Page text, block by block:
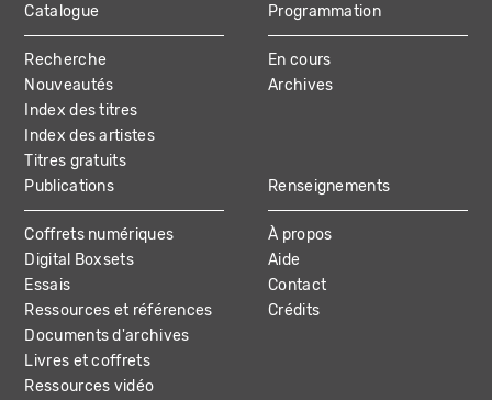
MAIN
NAVIGATION
Catalogue
Recherche
Nouveautés
Index des titres
Index des artistes
Titres gratuits
Programmation
En cours
Archives
Publications
Coffrets numériques
Digital Boxsets
Essais
Ressources et références
Documents d'archives
Livres et coffrets
Ressources vidéo
Renseignements
À propos
Aide
Contact
Crédits